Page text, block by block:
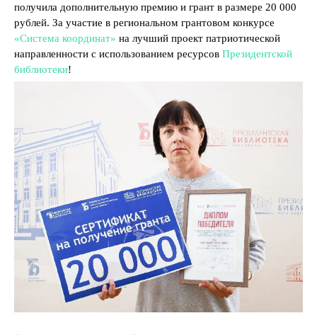
получила дополнительную премию и грант в размере 20 000
рублей. За участие в региональном грантовом конкурсе
«Система координат» на лучший проект патриотической
направленности с использованием ресурсов Президентской
библиотеки!